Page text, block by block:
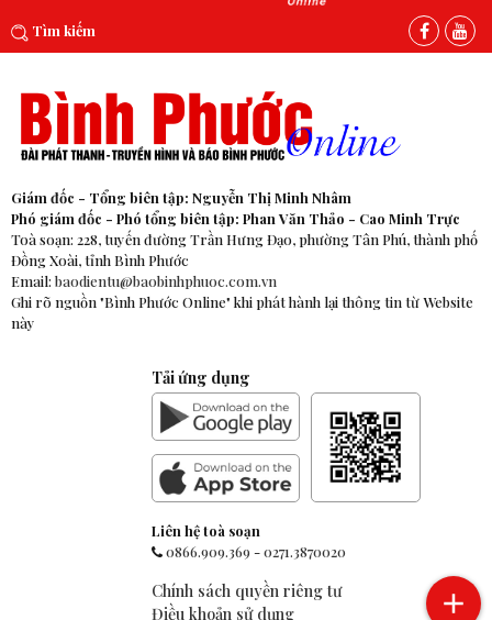
Tìm kiếm
Giám đốc - Tổng biên tập: Nguyễn Thị Minh Nhâm
Phó giám đốc - Phó tổng biên tập: Phan Văn Thảo - Cao Minh Trực
Toà soạn: 228, tuyến đường Trần Hưng Đạo, phường Tân Phú, thành phố
Đồng Xoài, tỉnh Bình Phước
Email: baodientu@baobinhphuoc.com.vn
Ghi rõ nguồn "Bình Phước Online" khi phát hành lại thông tin từ Website
này
Tải ứng dụng
Liên hệ toà soạn
0866.909.369-0271.3870020
Chính sách quyền riêng tư
Điều khoản sử dụng